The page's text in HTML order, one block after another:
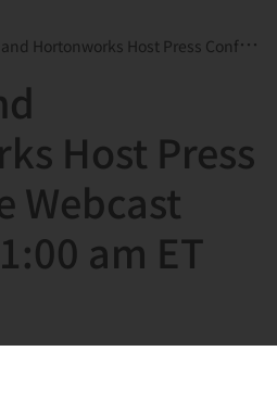
Host Press Conference Webcast Today at 11:00 a...
Host Press
Webcast
am ET